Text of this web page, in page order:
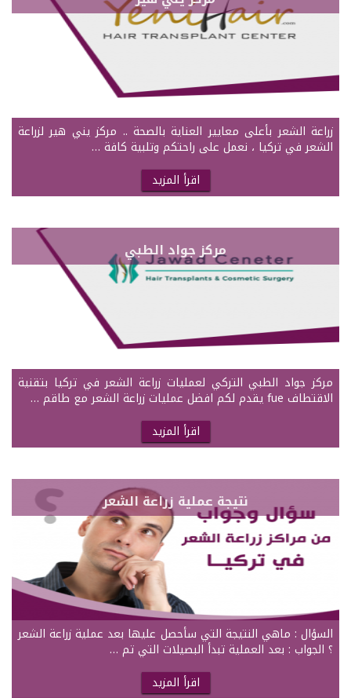
زراعة الشعر بأعلى معايير العناية بالصحة .. مركز يني هير لزراعة
الشعر في تركيا ، نعمل على راحتكم وتلبية كافة …
اقرأ المزيد
مركز جواد الطبي
مركز جواد الطبي التركي لعمليات زراعة الشعر في تركيا بتقنية
الاقتطاف fue يقدم لكم افضل عمليات زراعة الشعر مع طاقم …
اقرأ المزيد
نتيجة عملية زراعة الشعر
السؤال : ماهي النتيجة التي سأحصل عليها بعد عملية زراعة الشعر
؟ الجواب : بعد العملية تبدأ البصيلات التي تم …
اقرأ المزيد